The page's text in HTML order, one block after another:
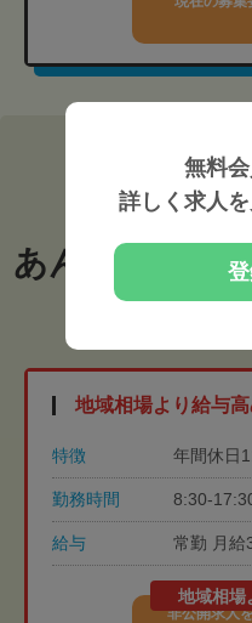
福岡県
あん摩マッサ
地域相場より給与
特徴 年間休日
勤務時間 8:30-
給与 常勤 月給
地域相場
非公開求人
無料
詳しく求人